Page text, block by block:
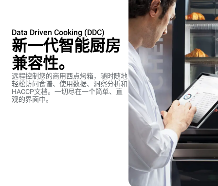
Data Driven Cooking (DDC)
新一代智能厨房
兼容性。
远程控制您的商用西点烤箱，随时随地
轻松访问食谱、使用数据、洞察分析和
HACCP文档。一切尽在一个简单、直
观的界面中。